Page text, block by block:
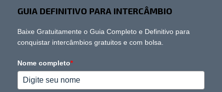
GUIA DEFINITIVO PARA INTERCÂMBIO
Baixe Gratuitamente o Guia Completo e Definitivo para
conquistar intercâmbios gratuitos e com bolsa.
Nome completo*